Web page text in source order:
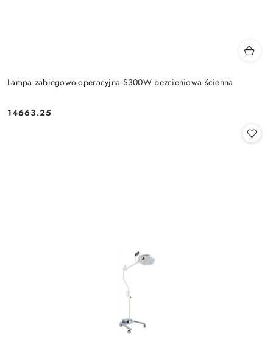
Lampa zabiegowo-operacyjna S300W bezcieniowa ścienna
Cena:
14663.25